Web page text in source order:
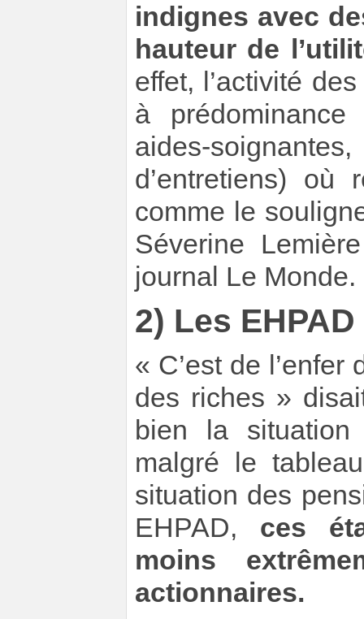
indignes avec
hauteur de
effet, l’activité
à prédominance
aides-
d’entretiens) où
comme le
Séverine
journal Le Monde.
2) Les
« C’est de l’enfer
des riches »
bien la
malgré le
situation des
EHPAD, ces
moins
actionnaires.